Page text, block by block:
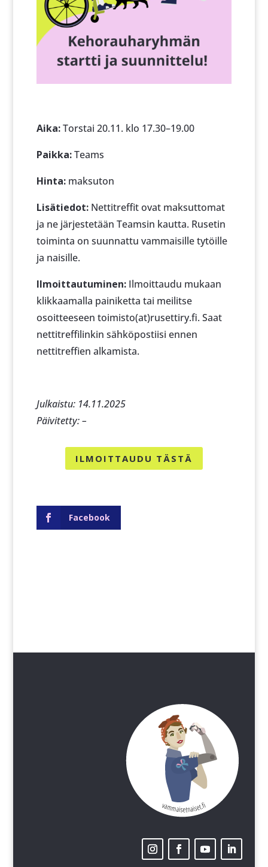
Aika:Torstai 20.11. klo 17.30–19.00
Paikka:Teams
Hinta:maksuton
Lisätiedot:Nettitreffit ovat maksuttomat
ja ne järjestetään Teamsin kautta. Rusetin
toiminta on suunnattu vammaisille tytöille
ja naisille.
Ilmoittautuminen:Ilmoittaudu mukaan
klikkaamalla painiketta tai meilitse
osoitteeseen toimisto(at)rusettiry.fi. Saat
nettitreffilinkin sähköpostiisi ennen
nettitreffien alkamista.
Julkaistu: 14.11.2025
Päivitetty: –
ILMOITTAUDU TÄSTÄ
Facebook